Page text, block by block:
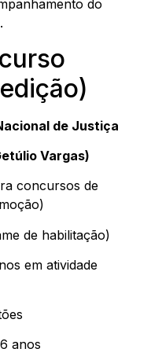
do
de Justiça
Vargas)
concursos de
de habilitação)
em atividade
6 anos